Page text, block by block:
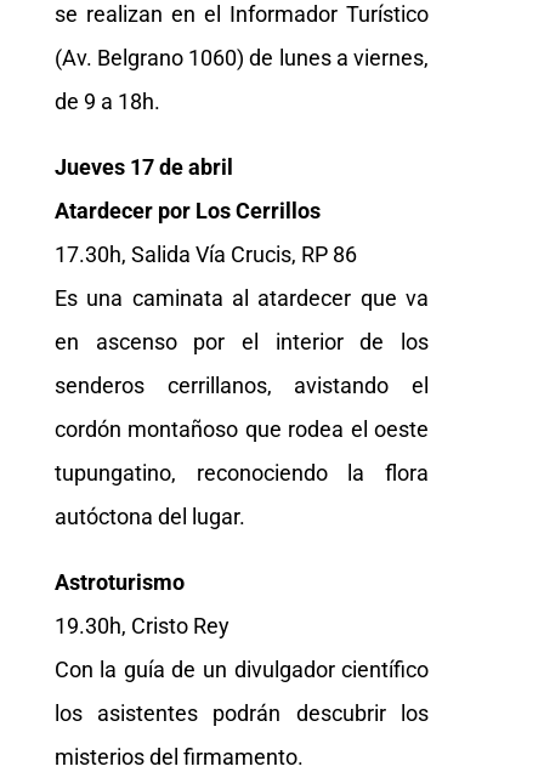
se realizan en el Informador Turístico
(Av. Belgrano 1060) de lunes a viernes,
de 9 a 18h.
Jueves 17 de abril
Atardecer por Los Cerrillos
17.30h, Salida Vía Crucis, RP 86
Es una caminata al atardecer que va
en ascenso por el interior de los
senderos cerrillanos, avistando el
cordón montañoso que rodea el oeste
tupungatino, reconociendo la flora
autóctona del lugar.
Astroturismo
19.30h, Cristo Rey
Con la guía de un divulgador científico
los asistentes podrán descubrir los
misterios del firmamento.